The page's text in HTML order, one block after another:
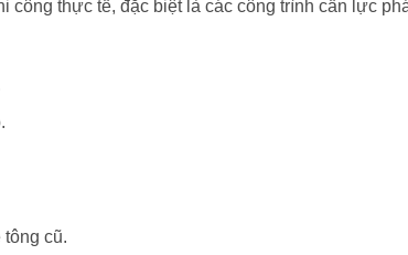
công thực tế, đặc biệt là các công trình cần lực
cũ.